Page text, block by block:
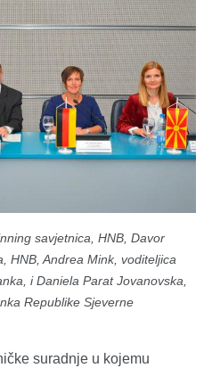
savjetnica, HNB, Davor
HNB, Andrea Mink, voditeljica
i Daniela Parat Jovanovska,
Republike Sjeverne
suradnje u kojemu